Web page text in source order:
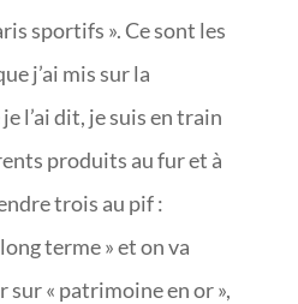
sportifs ». Ce sont les
j’ai mis sur la
l’ai dit, je suis en train
produits au fur et à
trois au pif :
terme » et on va
sur « patrimoine en or »,